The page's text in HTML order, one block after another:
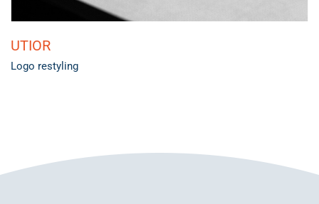
UTIOR
Logo restyling